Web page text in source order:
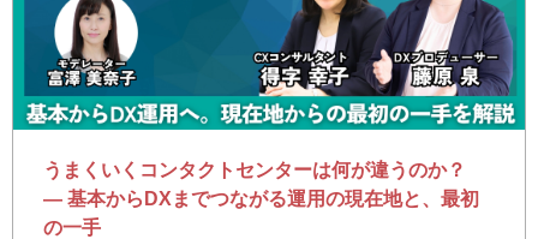
うまくいくコンタクトセンターは何が違うのか？
― 基本からDXまでつながる運用の現在地と、最初
の一手